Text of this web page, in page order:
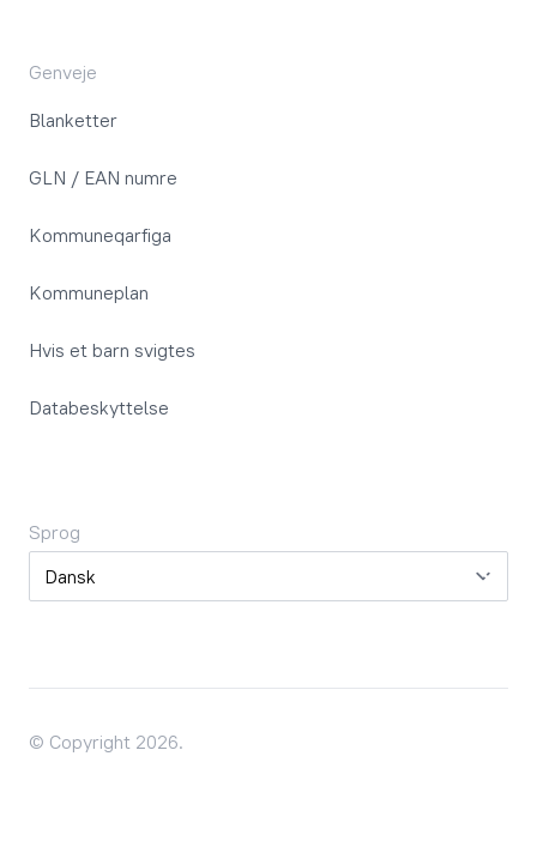
Genveje
Blanketter
GLN / EAN numre
Kommuneqarfiga
Kommuneplan
Hvis et barn svigtes
Databeskyttelse
Sprog
Sprog
© Copyright 2026.